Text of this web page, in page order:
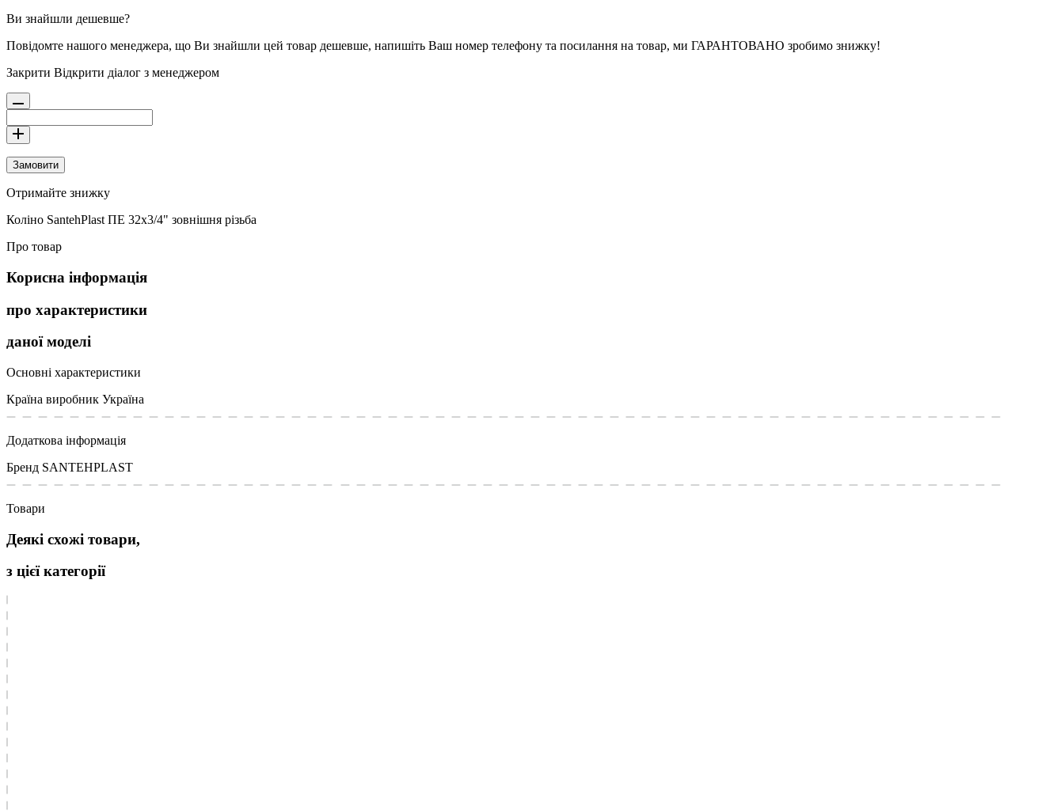
Ви знайшли дешевше?
Повідомте нашого менеджера, що Ви знайшли цей товар дешевше, напишіть Ваш номер телефону та посилання на товар, ми ГАРАНТОВАНО зробимо знижку!
Закрити Відкрити діалог з менеджером
Замовити
Отримайте знижку
Коліно SantehPlast ПЕ 32x3/4" зовнішня різьба
Про товар
Корисна інформація
про характеристики
даної моделі
Основні характеристики
Країна виробник Україна
Додаткова інформація
Бренд SANTEHPLAST
Товари
Деякі схожі товари,
з цієї категорії